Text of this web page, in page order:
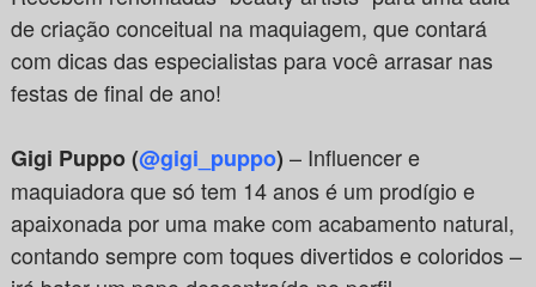
de criação conceitual na maquiagem, que contará
com dicas das especialistas para você arrasar nas
festas de final de ano!
Gigi Puppo (@gigi_puppo) – Influencer e
maquiadora que só tem 14 anos é um prodígio e
apaixonada por uma make com acabamento natural,
contando sempre com toques divertidos e coloridos –